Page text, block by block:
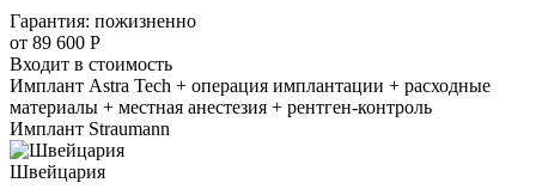
Гарантия: пожизненно
от 89 600 Р
Входит в стоимость
Имплант Astra Tech + операция имплантации + расходные
материалы + местная анестезия + рентген-контроль
Имплант Straumann
Швейцария